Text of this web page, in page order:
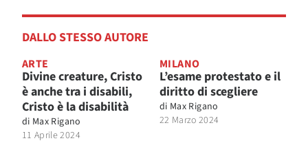
DALLO STESSO AUTORE
ARTE
Divine creature, Cristo
è anche tra i disabili,
Cristo è la disabilità
di Max Rigano
11 Aprile 2024
MILANO
L’esame protestato e il
diritto di scegliere
di Max Rigano
22 Marzo 2024